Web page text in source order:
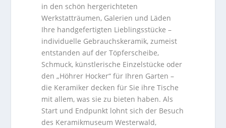
in den schön hergerichteten
Werkstatträumen, Galerien und Läden
Ihre handgefertigten Lieblingsstücke –
individuelle Gebrauchskeramik, zumeist
entstanden auf der Töpferscheibe,
Schmuck, künstlerische Einzelstücke oder
den „Höhrer Hocker“ für Ihren Garten –
die Keramiker decken für Sie ihre Tische
mit allem, was sie zu bieten haben. Als
Start und Endpunkt lohnt sich der Besuch
des Keramikmuseum Westerwald,